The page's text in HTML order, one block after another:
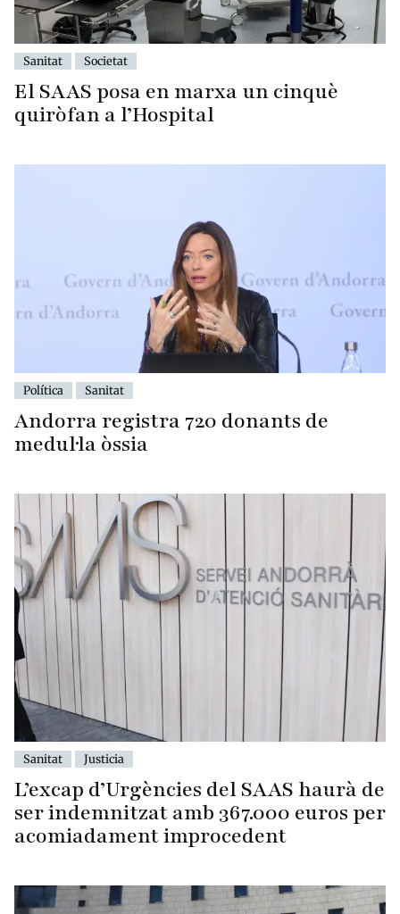
Sanitat Societat
El SAAS posa en marxa un cinquè
quiròfan a l’Hospital
Política Sanitat
Andorra registra 720 donants de
medul·la òssia
Sanitat Justicia
L’excap d’Urgències del SAAS haurà de
ser indemnitzat amb 367.000 euros per
acomiadament improcedent